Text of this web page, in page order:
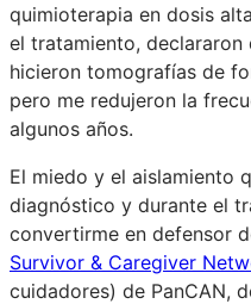
quimioterapia en dosis
el tratamiento, declararon
hicieron tomografías de
pero me redujeron la
algunos años.
El miedo y el aislamiento
diagnóstico y durante el
convertirme en defensor
Survivor & Caregiver
cuidadores) de PanCAN,